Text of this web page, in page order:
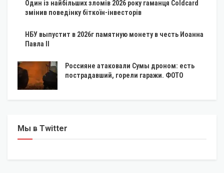
Один із найбільших зломів 2026 року гаманця Coldcard
змінив поведінку біткоїн-інвесторів
НБУ выпустит в 2026г памятную монету в честь Иоанна
Павла II
Россияне атаковали Сумы дроном: есть
пострадавший, горели гаражи. ФОТО
Мы в Twitter